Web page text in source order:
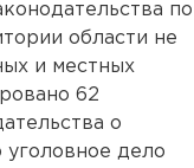
по
области не
и местных
62
о
дело